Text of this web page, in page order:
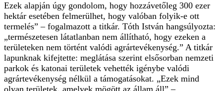
Ezek alapján úgy gondolom, hogy hozzávetőleg 300 ezer
hektár esetében felmerülhet, hogy valóban folyik-e ott
termelés” – fogalmazott a titkár. Tóth István hangsúlyozta:
„természetesen látatlanban nem állítható, hogy ezeken a
területeken nem történt valódi agrártevékenység.” A titkár
lapunknak kifejtette: meglátása szerint elsősorban nemzeti
parkok és katonai területek vehették igénybe valódi
agrártevékenység nélkül a támogatásokat. „Ezek mind